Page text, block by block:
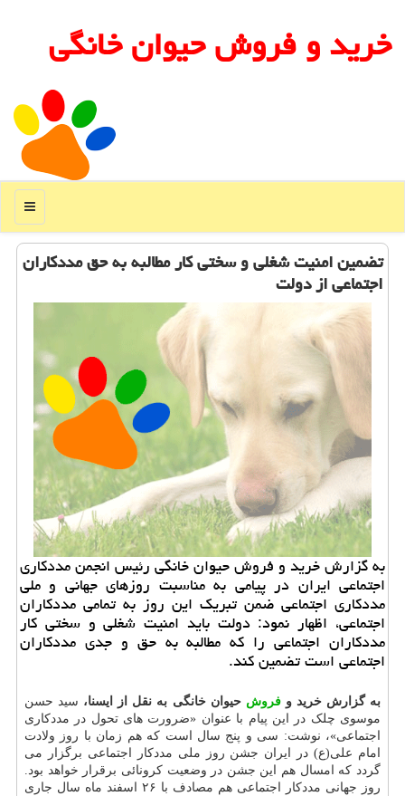
خرید و فروش حیوان خانگی
منو
تضمین امنیت شغلی و سختی كار مطالبه به حق مددكاران
اجتماعی از دولت
به گزارش خرید و فروش حیوان خانگی رئیس انجمن مددکاری
اجتماعی ایران در پیامی به مناسبت روزهای جهانی و ملی
مددکاری اجتماعی ضمن تبریک این روز به تمامی مددکاران
اجتماعی، اظهار نمود: دولت باید امنیت شغلی و سختی کار
مددکاران اجتماعی را که مطالبه به حق و جدی مددکاران
اجتماعی است تضمین کند.
به گزارش خرید وفروش حیوان خانگی به نقل از ایسنا، سید حسن
موسوی چلک در این پیام با عنوان «ضرورت های تحول در مددکاری
اجتماعی»، نوشت: سی و پنج سال است که هم زمان با روز ولادت
امام علی(ع) در ایران جشن روز ملی مددکار اجتماعی برگزار می
گردد که امسال هم این جشن در وضعیت کرونائی برقرار خواهد بود.
روز جهانی مددکار اجتماعی هم مصادف با ۲۶ اسفند ماه سال جاری